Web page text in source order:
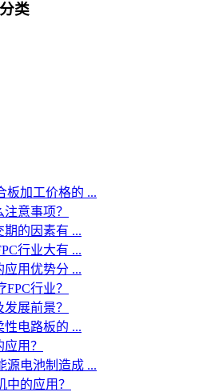
类
板加工价格的 ...
意事项？
期的因素有 ...
行业大有 ...
应用优势分 ...
行业？
展前景？
性电路板的 ...
用？
源电池制造成 ...
的应用？